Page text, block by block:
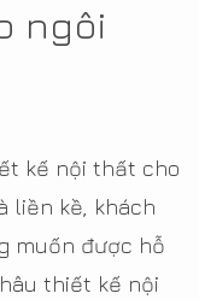
ngôi
kế nội thất cho
liền kề, khách
muốn được hỗ
thiết kế nội